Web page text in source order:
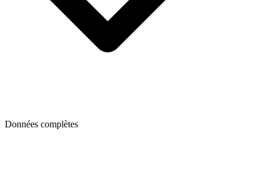
Données complètes